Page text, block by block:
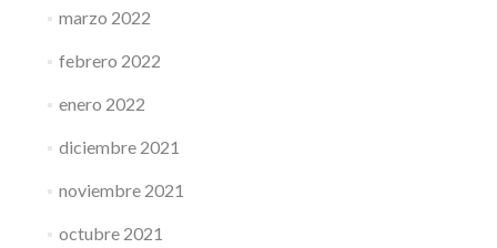
marzo 2022
febrero 2022
enero 2022
diciembre 2021
noviembre 2021
octubre 2021